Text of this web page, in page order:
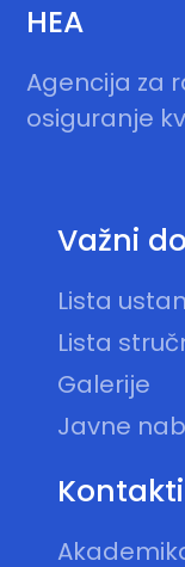
HEA
Agencija za
osiguranje
Važni
Lista
Lista
Galerije
Javne
Kontakti